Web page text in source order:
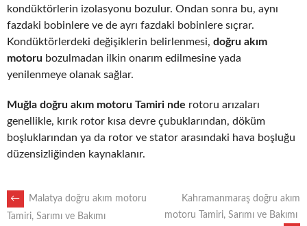
kondüktörlerin izolasyonu bozulur. Ondan sonra bu, aynı
fazdaki bobinlere ve de ayrı fazdaki bobinlere sıçrar.
Kondüktörlerdeki değişiklerin belirlenmesi, doğru akım
motoru bozulmadan ilkin onarım edilmesine yada
yenilenmeye olanak sağlar.
Muğla doğru akım motoru Tamiri nde rotoru arızaları
genellikle, kırık rotor kısa devre çubuklarından, döküm
boşluklarından ya da rotor ve stator arasındaki hava boşluğu
düzensizliğinden kaynaklanır.
POST
←
Malatya doğru akım motoru
Tamiri, Sarımı ve Bakımı
Kahramanmaraş doğru akım
motoru Tamiri, Sarımı ve Bakımı